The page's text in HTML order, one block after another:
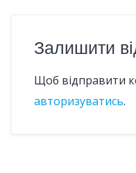
Залишити
Щоб відправити
авторизуватись.